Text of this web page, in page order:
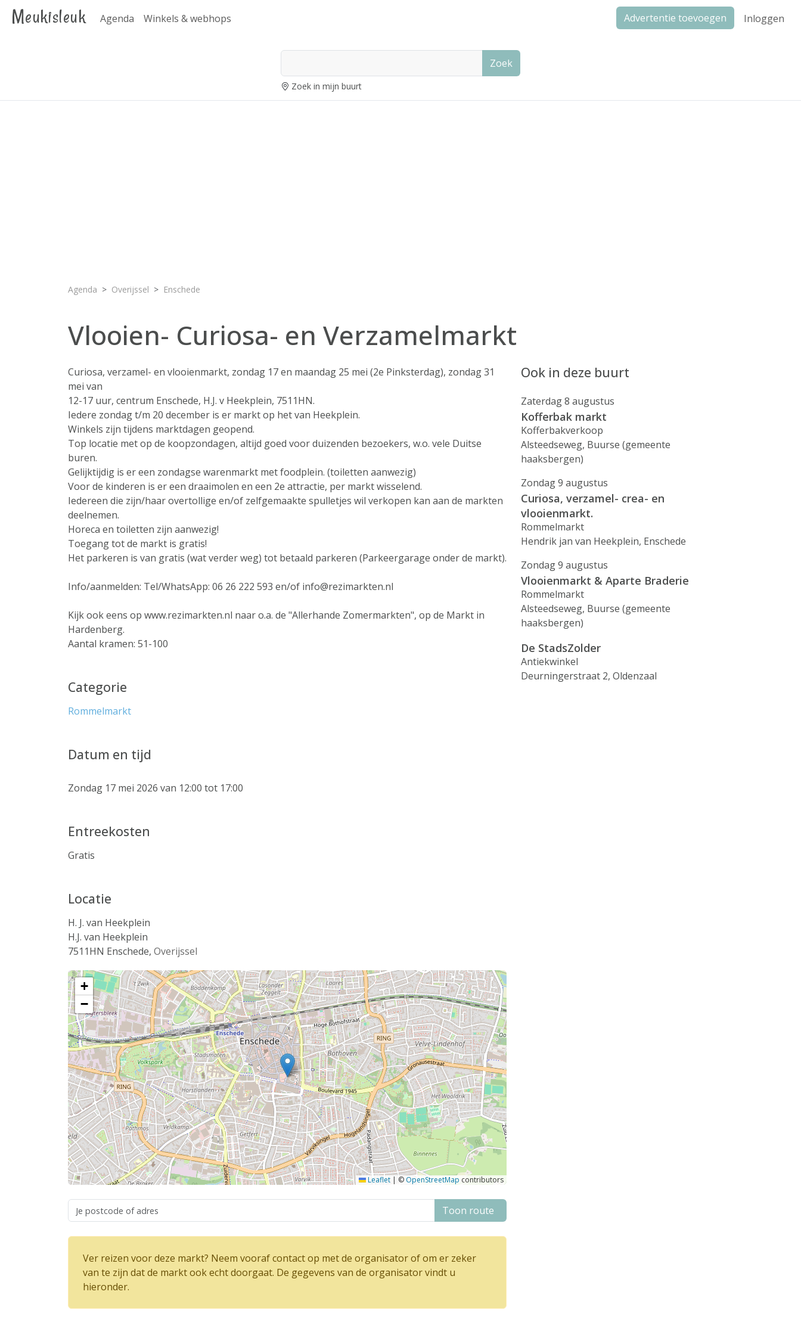
Meukisleuk Agenda Winkels & webhops Advertentie toevoegen Inloggen
Zoek
Zoek in mijn buurt
Agenda Overijssel Enschede
Vlooien- Curiosa- en Verzamelmarkt
Curiosa, verzamel- en vlooienmarkt, zondag 17 en maandag 25 mei (2e Pinksterdag), zondag 31
mei van
12-17 uur, centrum Enschede, H.J. v Heekplein, 7511HN.
Iedere zondag t/m 20 december is er markt op het van Heekplein.
Winkels zijn tijdens marktdagen geopend.
Top locatie met op de koopzondagen, altijd goed voor duizenden bezoekers, w.o. vele Duitse
buren.
Gelijktijdig is er een zondagse warenmarkt met foodplein. (toiletten aanwezig)
Voor de kinderen is er een draaimolen en een 2e attractie, per markt wisselend.
Iedereen die zijn/haar overtollige en/of zelfgemaakte spulletjes wil verkopen kan aan de markten
deelnemen.
Horeca en toiletten zijn aanwezig!
Toegang tot de markt is gratis!
Het parkeren is van gratis (wat verder weg) tot betaald parkeren (Parkeergarage onder de markt).
Info/aanmelden: Tel/WhatsApp: 06 26 222 593 en/of info@rezimarkten.nl
Kijk ook eens op www.rezimarkten.nl naar o.a. de "Allerhande Zomermarkten", op de Markt in
Hardenberg.
Aantal kramen: 51-100
Categorie
Rommelmarkt
Datum en tijd
Zondag 17 mei 2026 van 12:00 tot 17:00
Entreekosten
Gratis
Locatie
H. J. van Heekplein
H.J. van Heekplein
7511HN Enschede, Overijssel
+
−
Leaflet | © OpenStreetMap contributors
Toon route
Ver reizen voor deze markt? Neem vooraf contact op met de organisator of om er zeker
van te zijn dat de markt ook echt doorgaat. De gegevens van de organisator vindt u
hieronder.
Ook in deze buurt
Zaterdag 8 augustus
Kofferbak markt
Kofferbakverkoop
Alsteedseweg, Buurse (gemeente
haaksbergen)
Zondag 9 augustus
Curiosa, verzamel- crea- en
vlooienmarkt.
Rommelmarkt
Hendrik jan van Heekplein, Enschede
Zondag 9 augustus
Vlooienmarkt & Aparte Braderie
Rommelmarkt
Alsteedseweg, Buurse (gemeente
haaksbergen)
De StadsZolder
Antiekwinkel
Deurningerstraat 2, Oldenzaal